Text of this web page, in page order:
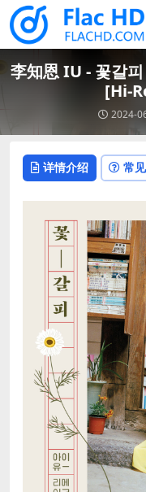
李知恩 IU - 꽃갈
[Hi-
2024-
详情介绍 常